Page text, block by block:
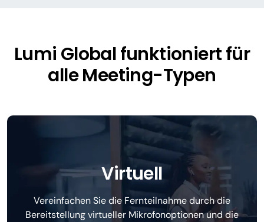
Lumi Global funktioniert für
alle Meeting-Typen
Virtuell
Vereinfachen Sie die Fernteilnahme durch die
Bereitstellung virtueller Mikrofonoptionen und die